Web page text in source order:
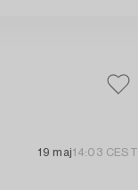
19 maj14:03 CEST